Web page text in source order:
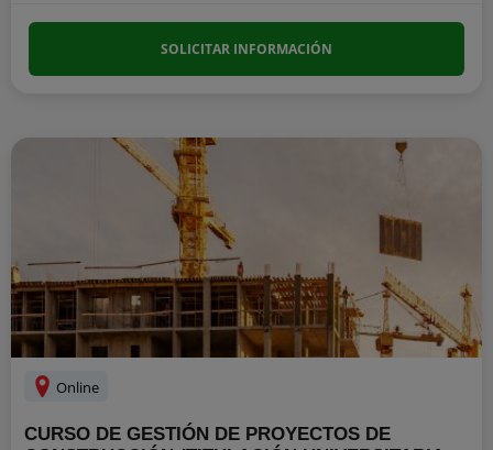
SOLICITAR INFORMACIÓN
Online
CURSO DE GESTIÓN DE PROYECTOS DE